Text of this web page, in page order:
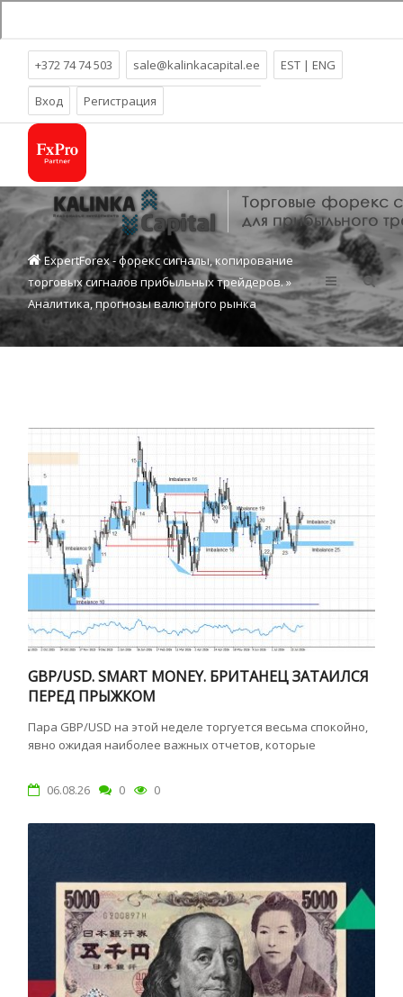
+372 74 74 503 sale@kalinkacapital.ee EST | ENG
Более 18лет прибыльного трейдинга!
Вход Регистрация
ExpertForex - форекс сигналы, копирование
торговых сигналов прибыльных трейдеров.»
Аналитика, прогнозы валютного рынка
GBP/USD. SMART MONEY. БРИТАНЕЦ ЗАТАИЛСЯ
ПЕРЕД ПРЫЖКОМ
Пара GBP/USD на этой неделе торгуется весьма спокойно,
явно ожидая наиболее важных отчетов, которые
06.08.26 0 0